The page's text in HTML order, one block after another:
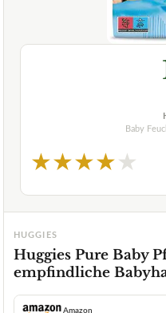
Baby
★★★★★
HUGGIES
Huggies Pure Baby
empfindliche
Amazon